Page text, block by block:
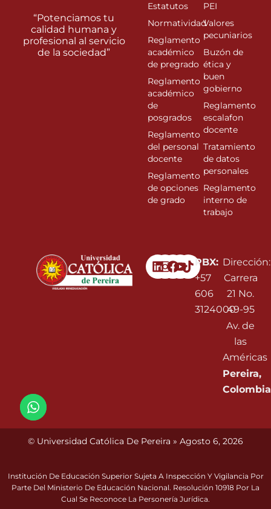
Linkedin
Instagram
Facebook
Youtube
PBX:
+57
606
3124000
Dirección:
Carrera
21 No.
49-95
Av. de
las
Américas
Pereira,
Colombia
“Potenciamos tu
calidad humana y
profesional al servicio
de la sociedad”
Estatutos
Normatividad
Reglamento
académico
de pregrado
Reglamento
académico
de
posgrados
Reglamento
del personal
docente
Reglamento
de opciones
de grado
PEI
Valores
pecuniarios
Buzón de
ética y
buen
gobierno
Reglamento
escalafon
docente
Tratamiento
de datos
personales
Reglamento
interno de
trabajo
© Universidad Católica De Pereira » Agosto 6, 2026
Institución De Educación Superior Sujeta A Inspección Y Vigilancia Por
Parte Del Ministerio De Educación Nacional. Resolución 10918 Por La
Cual Se Reconoce La Personería Jurídica.